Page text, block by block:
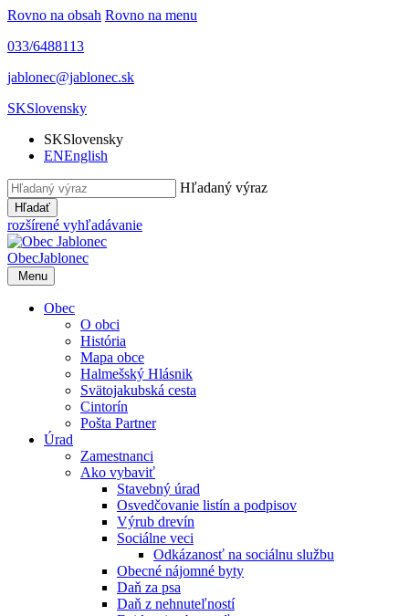
Rovno na obsah Rovno na menu
033/6488113
jablonec@jablonec.sk
SKSlovensky
SKSlovensky
ENEnglish
Hľadaný výraz
Hľadať
rozšírené vyhľadávanie
ObecJablonec
Menu
Obec
O obci
História
Mapa obce
Halmešský Hlásnik
Svätojakubská cesta
Cintorín
Pošta Partner
Úrad
Zamestnanci
Ako vybaviť
Stavebný úrad
Osvedčovanie listín a podpisov
Výrub drevín
Sociálne veci
Odkázanosť na sociálnu službu
Obecné nájomné byty
Daň za psa
Daň z nehnuteľností